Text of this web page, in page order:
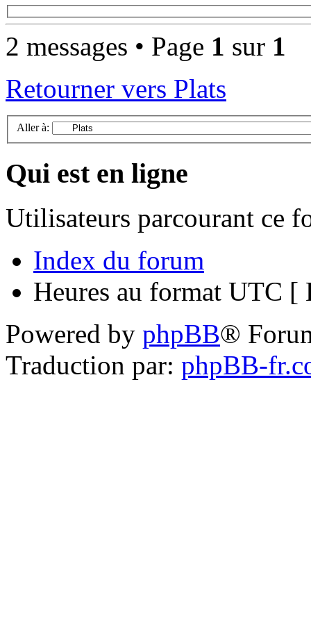
2 messages • Page 1 sur 1
Retourner vers Plats
Aller à:
Qui est en ligne
Utilisateurs parcourant ce
Index du forum
Heures au format UTC [
Powered by phpBB®
Traduction par: phpBB-